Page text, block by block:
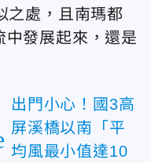
之處，且南瑪都
中發展起來，還是
出門小心！國3高
屏溪橋以南「平
均風最小值達10